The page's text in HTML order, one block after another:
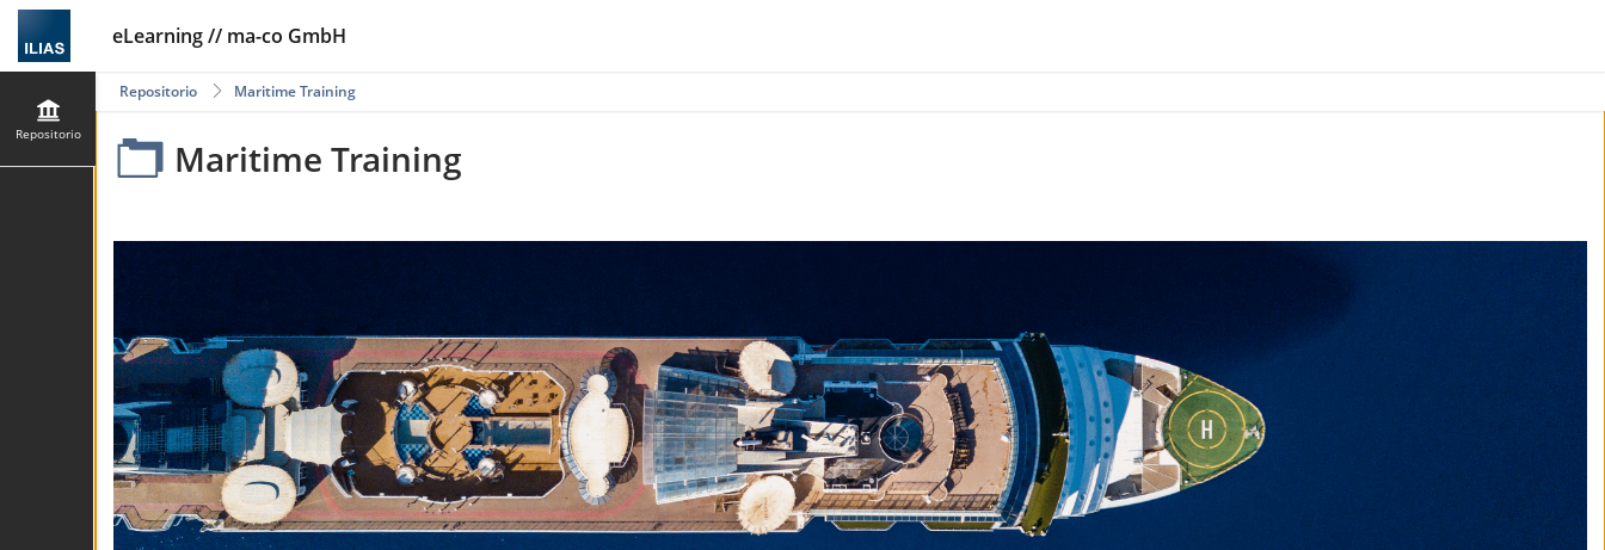
eLearning // ma-co GmbH
Repositorio
Maritime Training
Repositorio
Maritime Training